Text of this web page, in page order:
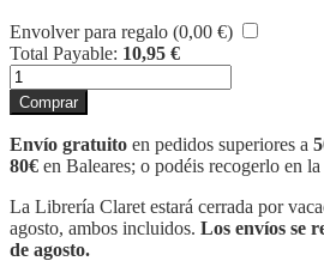
Envolver para regalo (0,00 €)
Total Payable: 10,95 €
L'ELMER
I
LES
EMOCIONS
(L'ELMER.
cantidad
Comprar
Envío gratuito en pedidos superiores a
80€ en Baleares; o podéis recogerlo en la
La Librería Claret estará cerrada por
agosto, ambos incluidos. Los envíos se
de agosto.